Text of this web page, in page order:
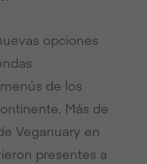
opciones
de los
Más de
Veganuary en
presentes a